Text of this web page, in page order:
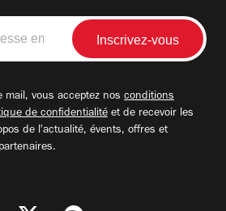
mail, vous acceptez nos conditions
de confidentialité et de recevoir les
de l'actualité, évents, offres et